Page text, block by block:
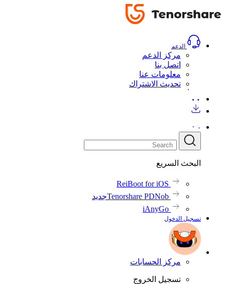
الدعم
مركز الدعم
اتصل بنا
معلومات عنا
تحديث الاشتراك
البحث السريع
ReiBoot for iOS
Tenorshare PDNobجديد
iAnyGo
تسجيل الدخول
مركز الحسابات
تسجيل الخروج